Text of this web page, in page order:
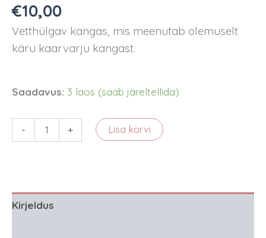
€10,00
Vetthülgav kangas, mis meenutab olemuselt
käru kaarvarju kangast.
Saadavus: 3 laos (saab järeltellida)
- + Lisa korvi
Kirjeldus